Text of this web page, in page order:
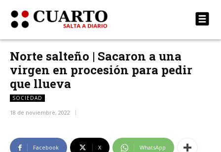
Norte salteño | Sacaron a una
virgen en procesión para pedir
que llueva
SOCIEDAD
18 de noviembre, 2022
Facebook X WhatsApp